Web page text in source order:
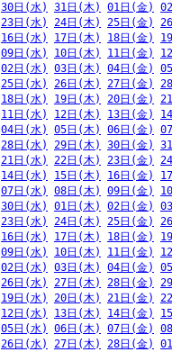
30日(水) 31日(木) 01日(金)
23日(水) 24日(木) 25日(金)
16日(水) 17日(木) 18日(金)
09日(水) 10日(木) 11日(金)
02日(水) 03日(木) 04日(金)
25日(水) 26日(木) 27日(金)
18日(水) 19日(木) 20日(金)
11日(水) 12日(木) 13日(金)
04日(水) 05日(木) 06日(金)
28日(水) 29日(木) 30日(金)
21日(水) 22日(木) 23日(金)
14日(水) 15日(木) 16日(金)
07日(水) 08日(木) 09日(金)
30日(水) 01日(木) 02日(金)
23日(水) 24日(木) 25日(金)
16日(水) 17日(木) 18日(金)
09日(水) 10日(木) 11日(金)
02日(水) 03日(木) 04日(金)
26日(水) 27日(木) 28日(金)
19日(水) 20日(木) 21日(金)
12日(水) 13日(木) 14日(金)
05日(水) 06日(木) 07日(金)
26日(水) 27日(木) 28日(金)